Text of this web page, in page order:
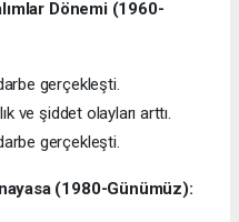
Dönemi (1960-
gerçekleşti.
ve şiddet olayları arttı.
gerçekleşti.
(1980-Günümüz):